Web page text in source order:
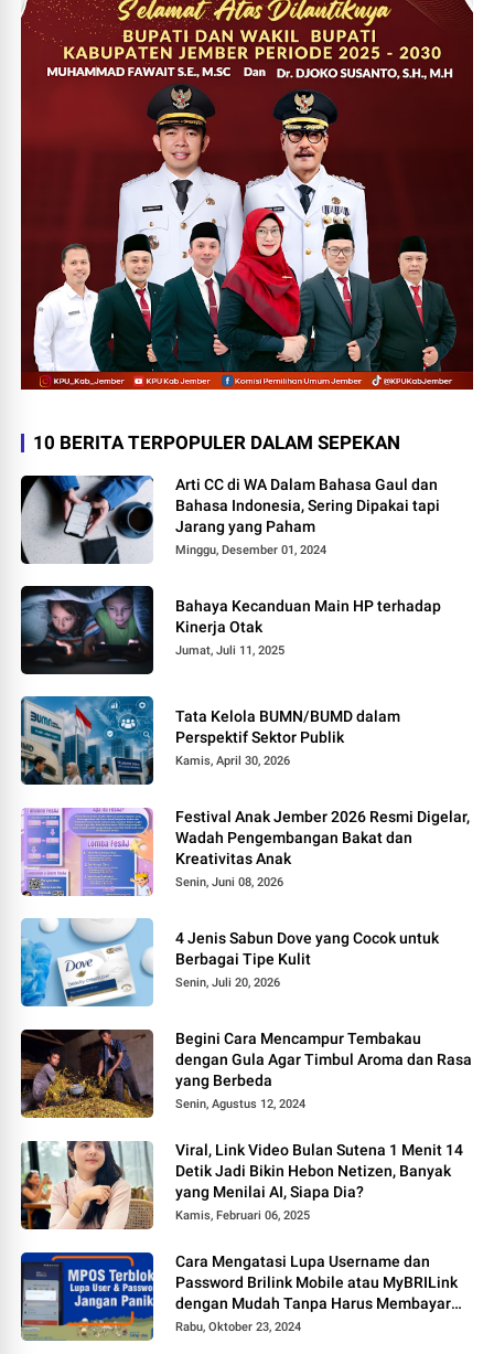
10 BERITA TERPOPULER DALAM SEPEKAN
Arti CC di WA Dalam Bahasa Gaul dan
Bahasa Indonesia, Sering Dipakai tapi
Jarang yang Paham
Minggu, Desember 01, 2024
Bahaya Kecanduan Main HP terhadap
Kinerja Otak
Jumat, Juli 11, 2025
Tata Kelola BUMN/BUMD dalam
Perspektif Sektor Publik
Kamis, April 30, 2026
Festival Anak Jember 2026 Resmi Digelar,
Wadah Pengembangan Bakat dan
Kreativitas Anak
Senin, Juni 08, 2026
4 Jenis Sabun Dove yang Cocok untuk
Berbagai Tipe Kulit
Senin, Juli 20, 2026
Begini Cara Mencampur Tembakau
dengan Gula Agar Timbul Aroma dan Rasa
yang Berbeda
Senin, Agustus 12, 2024
Viral, Link Video Bulan Sutena 1 Menit 14
Detik Jadi Bikin Hebon Netizen, Banyak
yang Menilai AI, Siapa Dia?
Kamis, Februari 06, 2025
Cara Mengatasi Lupa Username dan
Password Brilink Mobile atau MyBRILink
dengan Mudah Tanpa Harus Membayar
Jasa
Rabu, Oktober 23, 2024